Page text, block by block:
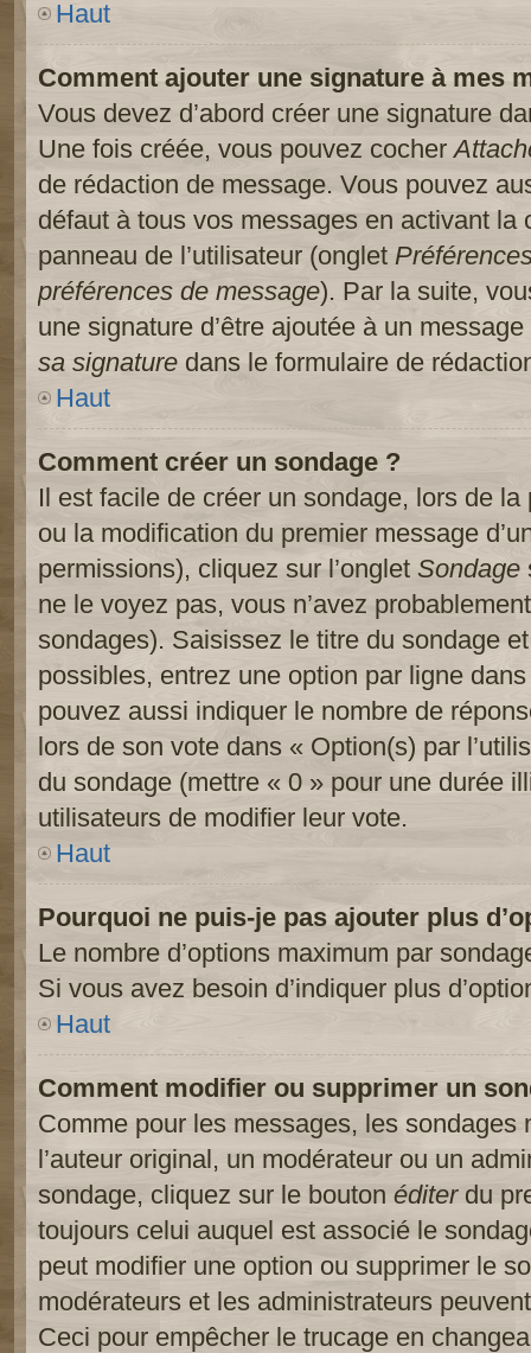
Haut
Comment ajouter une signature à mes
Vous devez d’abord créer une signature
Une fois créée, vous pouvez cocher
de rédaction de message. Vous pouvez
défaut à tous vos messages en activant la
panneau de l’utilisateur (onglet
préférences de message). Par la suite,
une signature d’être ajoutée à un
sa signature dans le formulaire de
Haut
Comment créer un sondage ?
Il est facile de créer un sondage, lors de la
ou la modification du premier message
permissions), cliquez sur l’onglet Sondage
ne le voyez pas, vous n’avez
sondages). Saisissez le titre du sondage
possibles, entrez une option par ligne
pouvez aussi indiquer le nombre de
lors de son vote dans « Option(s) par
du sondage (mettre « 0 » pour une durée
utilisateurs de modifier leur vote.
Haut
Pourquoi ne puis-je pas ajouter plus
Le nombre d’options maximum par
Si vous avez besoin d’indiquer plus
Haut
Comment modifier ou supprimer un
Comme pour les messages, les sondages
l’auteur original, un modérateur ou un
sondage, cliquez sur le bouton éditerdu
toujours celui auquel est associé le
peut modifier une option ou supprimer le
modérateurs et les administrateurs
Ceci pour empêcher le trucage en